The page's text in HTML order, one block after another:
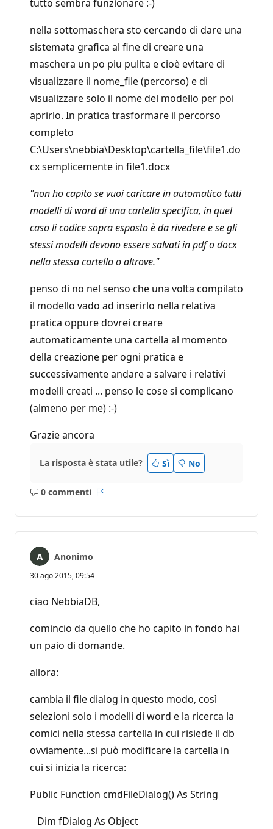
tutto sembra funzionare :-)
nella sottomaschera sto cercando di dare una
sistemata grafica al fine di creare una
maschera un po piu pulita e cioè evitare di
visualizzare il nome_file (percorso) e di
visualizzare solo il nome del modello per poi
aprirlo. In pratica trasformare il percorso
completo
C:\Users\nebbia\Desktop\cartella_file\file1.do
cx semplicemente in file1.docx
"non ho capito se vuoi caricare in automatico tutti
modelli di word di una cartella specifica, in quel
caso li codice sopra esposto è da rivedere e se gli
stessi modelli devono essere salvati in pdf o docx
nella stessa cartella o altrove."
penso di no nel senso che una volta compilato
il modello vado ad inserirlo nella relativa
pratica oppure dovrei creare
automaticamente una cartella al momento
della creazione per ogni pratica e
successivamente andare a salvare i relativi
modelli creati ... penso le cose si complicano
(almeno per me) :-)
Grazie ancora
La risposta è stata utile? Sì No
0 commenti
Nessun
Report
Anonimo
30 ago 2015, 09:54
ciao NebbiaDB,
comincio da quello che ho capito in fondo hai
un paio di domande.
allora:
cambia il file dialog in questo modo, così
selezioni solo i modelli di word e la ricerca la
comici nella stessa cartella in cui risiede il db
ovviamente...si può modificare la cartella in
cui si inizia la ricerca:
Public Function cmdFileDialog() As String
Dim fDialog As Object